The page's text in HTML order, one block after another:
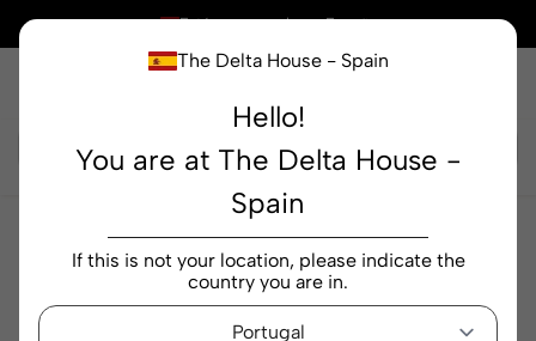
The Delta House - Spain
Hello!
You are at The Delta House -
Spain
If this is not your location, please indicate the
country you are in.
× Está comprando en España
Cafeterías Cápsulas Intensidades
Cápsulas
Delta Q ImpaQtus 10 cápsulas